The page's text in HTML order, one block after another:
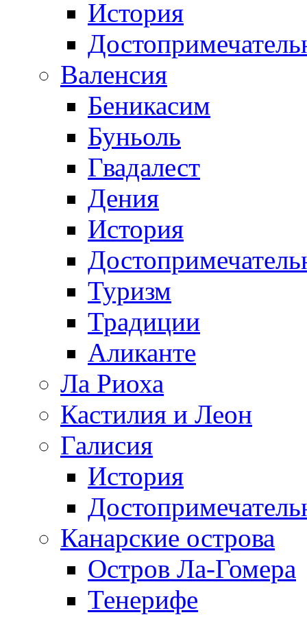
История
Валенсия
Беникасим
Буньоль
Гвадалест
Дения
История
Туризм
Традиции
Аликанте
Ла Риоха
Кастилия и Леон
Галисия
История
Канарские острова
Остров Ла-Гомера
Тенерифе